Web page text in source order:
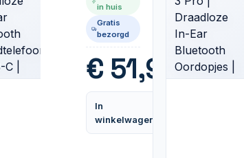
On-Ear
Hoofdtelefoon
| USB-C |
Zwart
in huis
Gratis
bezorgd
€ 51,95
In
winkelwagen